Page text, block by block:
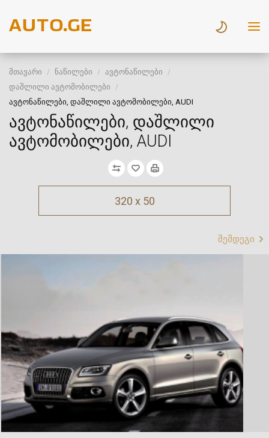
მთავარი ნაწილები
ავტონაწილები
დაშლილი ავტომობილები
ავტონაწილები, დაშლილი ავტომობილები, AUDI
ავტონაწილები, დაშლილი
ავტომობილები, AUDI
320 x 50
შემდეგი